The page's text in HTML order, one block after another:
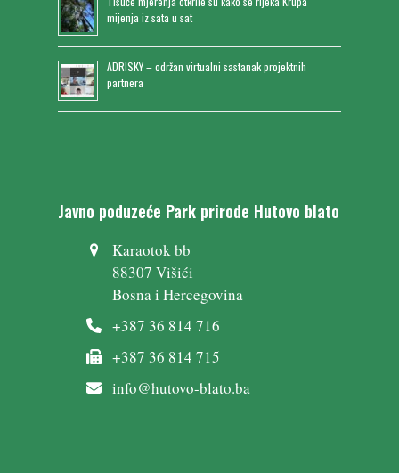
mijenja iz sata u sat
ADRISKY – održan virtualni sastanak projektnih
partnera
Javno poduzeće Park prirode Hutovo blato
Karaotok bb
88307 Višići
Bosna i Hercegovina
+387 36 814 716
+387 36 814 715
info@hutovo-blato.ba